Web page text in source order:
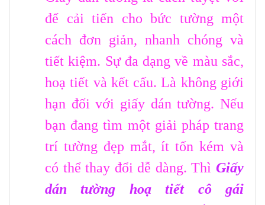
để cải tiến cho bức tường một
cách đơn giản, nhanh chóng và
tiết kiệm. Sự đa dạng về màu sắc,
hoạ tiết và kết cấu. Là không giới
hạn đối với giấy dán tường. Nếu
bạn đang tìm một giải pháp trang
trí tường đẹp mắt, ít tốn kém và
có thể thay đổi dễ dàng. Thì Giấy
dán tường hoạ tiết cô gái